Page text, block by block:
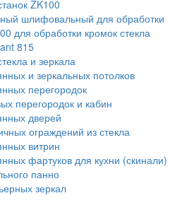
ZK100
шлифовальный для обработки
для обработки кромок стекла
815
и зеркала
и зеркальных потолков
перегородок
перегородок и кабин
дверей
ограждений из стекла
витрин
фартуков для кухни (скинали)
панно
зеркал